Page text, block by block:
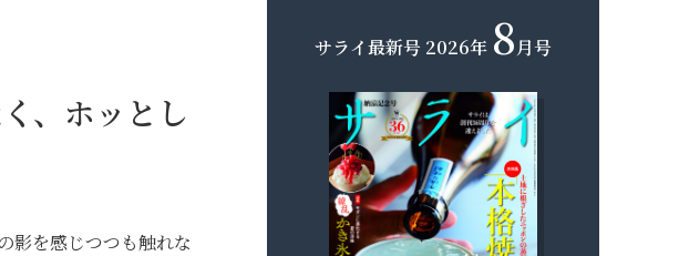
、ホッとし
影を感じつつも触れな
サライ最新号 2026年 8月号